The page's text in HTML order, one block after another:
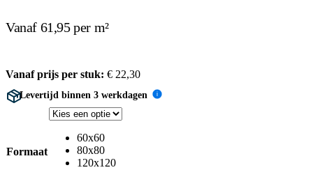
Vanaf 61,95 per m²
Vanaf prijs per stuk: € 22,30
Levertijd binnen 3 werkdagen i
Formaat
60x60
80x80
120x120